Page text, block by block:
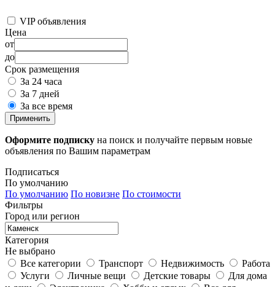
VIP объявления
Цена
от
до
Срок размещения
За 24 часа
За 7 дней
За все время
Применить
Оформите подписку на поиск и получайте первым новые
объявления по Вашим параметрам
Подписаться
По умолчанию
По умолчанию По новизне По стоимости
Фильтры
Город или регион
Категория
Не выбрано
Все категории
Транспорт Недвижимость
Работа
Услуги
Личные вещи Детские товары
Для дома